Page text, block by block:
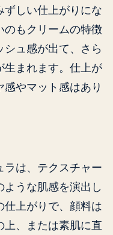
ずしい仕上がりにな
のもクリームの特徴
ュ感が出て、さら
生まれます。仕上が
やマット感はあり
ラは、テクスチャー
うな肌感を演出し
仕上がりで、顔料は
、または素肌に直